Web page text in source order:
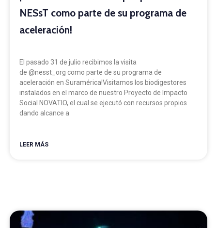
NESsT como parte de su programa de
aceleración!
El pasado 31 de julio recibimos la visita
de @nesst_org como parte de su programa de
aceleración en Suramérica!Visitamos los biodigestores
instalados en el marco de nuestro Proyecto de Impacto
Social NOVATIO, el cual se ejecutó con recursos propios
dando alcance a
LEER MÁS